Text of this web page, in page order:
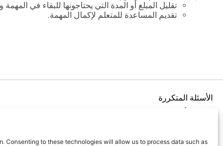
Consenting to these technologies will allow us to process data such as
تقليل المبلغ أو المدة التي يحتاجونها للبقاء في المهمة
تقديم المساعدة للمتعلم لإكمال المهمة.
الأسئلة المتكررة
مدونة